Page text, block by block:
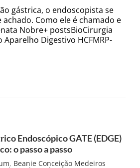
gástrica, o endoscopista se
Como ele é chamado e
Nobre+ postsBioCirurgia
Aparelho Digestivo HCFMRP-
Endoscópico GATE (EDGE)
o passo a passo
, Beanie Conceição Medeiros